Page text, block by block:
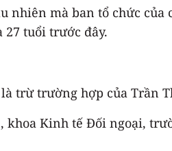
nhiên mà ban tổ chức của
tuổi trước đây.
trừ trường hợp của Trần
khoa Kinh tế Đối ngoại,